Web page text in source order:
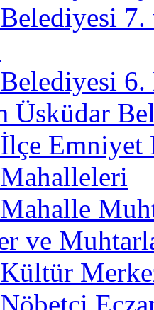
6.
Üsküdar
ve